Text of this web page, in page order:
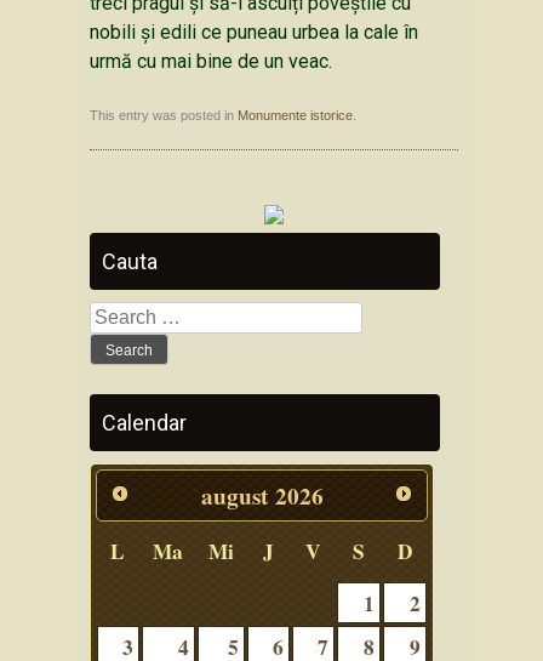
nobili și edili ce puneau urbea la cale în
urmă cu mai bine de un veac.
This entry was posted in Monumente istorice
Cauta
Search
for:
Calendar
august 2026
L Ma Mi J V S
D
1
2
3
4 5 6 7 8
9